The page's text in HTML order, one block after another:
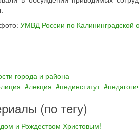
УМВД России по Калининградской
города и района
лекция пединститут
(по тегу)
и Рождеством Христовым!